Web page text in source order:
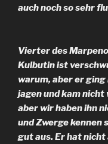
auch noch so sehr
Vierter des
Kulbutin ist
warum, aber er ging
jagen und kam nicht
aber wir haben ihn
und Zwerge kennen
gut aus. Er hat